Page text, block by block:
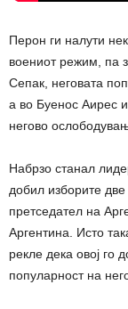
Перон ги налути
воениот режим, па
Сепак, неговата
а во Буенос Аирес
негово
Набрзо станал
добил изборите
претседател на
Аргентина. Исто
рекле дека овој го
популарност на